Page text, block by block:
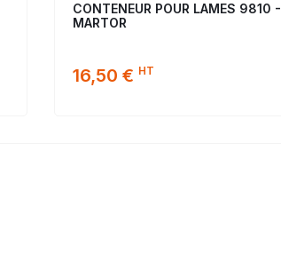
CONTENEUR POUR LAMES 9810 -
MARTOR
16,50 € HT